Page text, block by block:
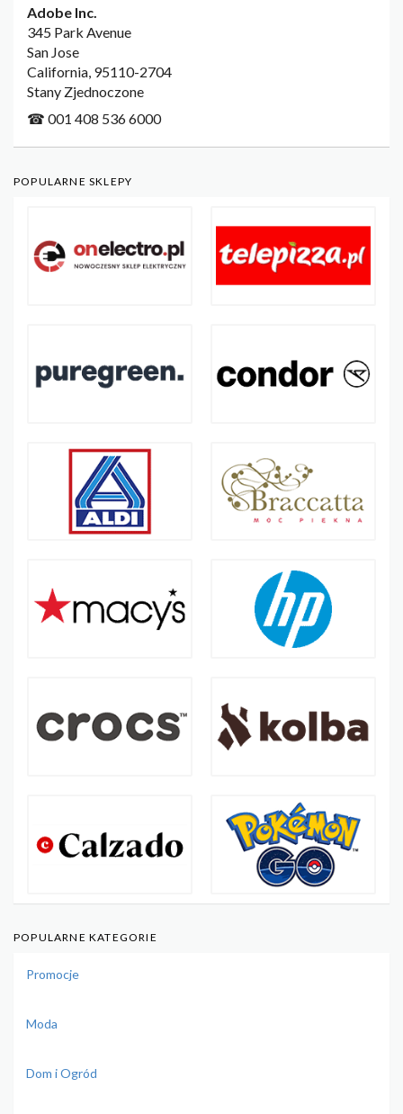
Adobe Inc.
345 Park Avenue
San Jose
California, 95110-2704
Stany Zjednoczone
☎ 001 408 536 6000
POPULARNE SKLEPY
POPULARNE KATEGORIE
Promocje
Moda
Dom i Ogród